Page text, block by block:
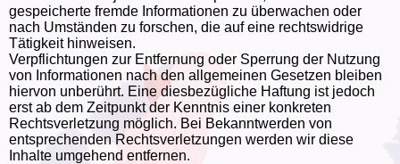
gespeicherte fremde Informationen zu überwachen oder
nach Umständen zu forschen, die auf eine rechtswidrige
Tätigkeit hinweisen.
Verpflichtungen zur Entfernung oder Sperrung der Nutzung
von Informationen nach den allgemeinen Gesetzen bleiben
hiervon unberührt. Eine diesbezügliche Haftung ist jedoch
erst ab dem Zeitpunkt der Kenntnis einer konkreten
Rechtsverletzung möglich. Bei Bekanntwerden von
entsprechenden Rechtsverletzungen werden wir diese
Inhalte umgehend entfernen.